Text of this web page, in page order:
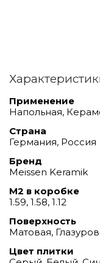
Применение
Напольная,
Страна
Германия, Россия
Бренд
Meissen Keramik
М2 в коробке
1.59, 1.58, 1.12
Поверхность
Матовая,
Цвет плитки